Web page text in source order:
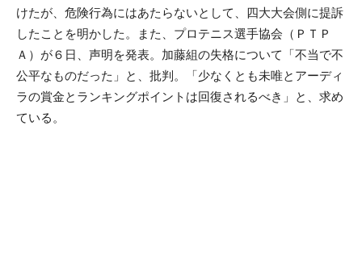
けたが、危険行為にはあたらないとして、四大大会側に提訴
したことを明かした。また、プロテニス選手協会（ＰＴＰ
Ａ）が６日、声明を発表。加藤組の失格について「不当で不
公平なものだった」と、批判。「少なくとも未唯とアーディ
ラの賞金とランキングポイントは回復されるべき」と、求め
ている。